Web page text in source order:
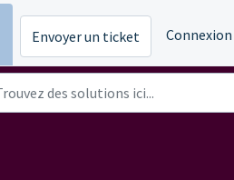
Envoyer un ticket Connexion